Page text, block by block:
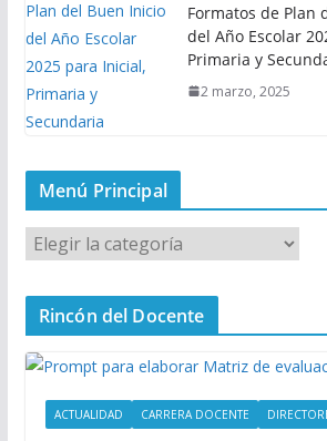
Formatos de Plan
del Año Escolar
Primaria y
2 marzo, 2025
Menú Principal
M
e
n
P
Rincón del Docente
ACTUALIDAD CARRERA DOCENTE